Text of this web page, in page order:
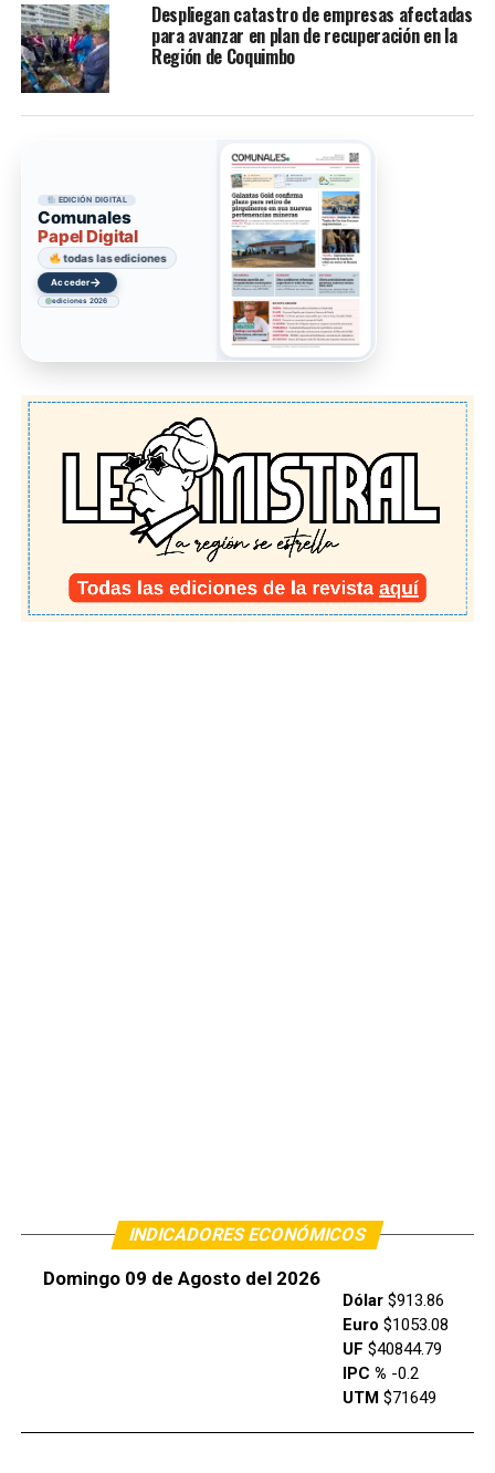
Despliegan catastro de empresas afectadas
para avanzar en plan de recuperación en la
Región de Coquimbo
EDICIÓN DIGITAL
Comunales
Papel Digital
todas las ediciones
Acceder→
ediciones 2026
INDICADORES ECONÓMICOS
Domingo 09 de Agosto del 2026
Dólar$913.86
Euro $1053.08
UF $40844.79
IPC % -0.2
UTM $71649